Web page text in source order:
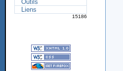
Outils
Liens
15186